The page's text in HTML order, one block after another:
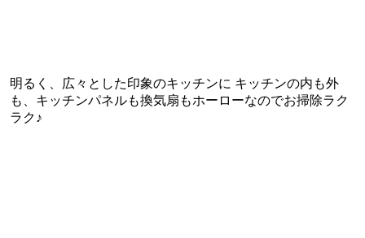
明るく、広々とした印象のキッチンに キッチンの内も外
も、キッチンパネルも換気扇もホーローなのでお掃除ラク
ラク♪